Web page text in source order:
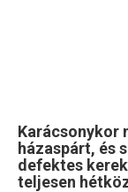
Karácsonykor
házaspárt, és
defektes
teljesen